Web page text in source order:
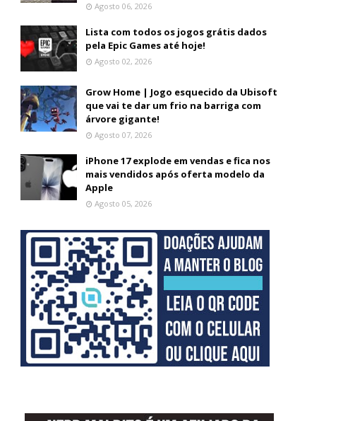
Agosto 06, 2026
Lista com todos os jogos grátis dados
pela Epic Games até hoje!
Agosto 02, 2026
Grow Home | Jogo esquecido da Ubisoft
que vai te dar um frio na barriga com
árvore gigante!
Agosto 07, 2026
iPhone 17 explode em vendas e fica nos
mais vendidos após oferta modelo da
Apple
Agosto 05, 2026